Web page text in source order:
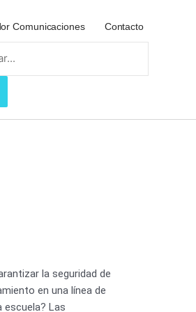
Comunicaciones Contacto
la seguridad de
en una línea de
escuela? Las